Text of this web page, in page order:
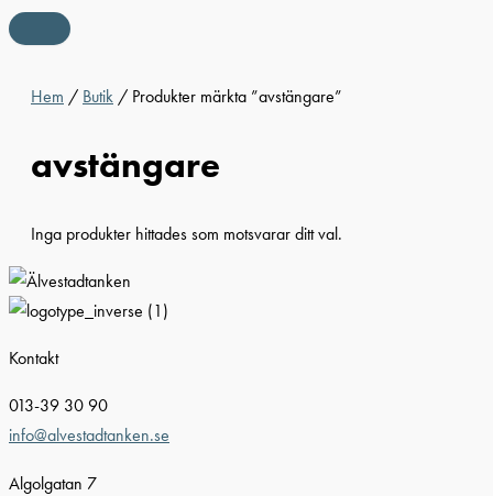
Hem / Butik / Produkter märkta ”avstängare”
avstängare
Inga produkter hittades som motsvarar ditt val.
Kontakt
013-39 30 90
info@alvestadtanken.se
Algolgatan 7